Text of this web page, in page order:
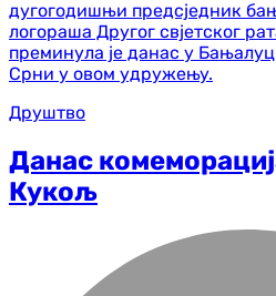
Друштво
Данас
Кукољ